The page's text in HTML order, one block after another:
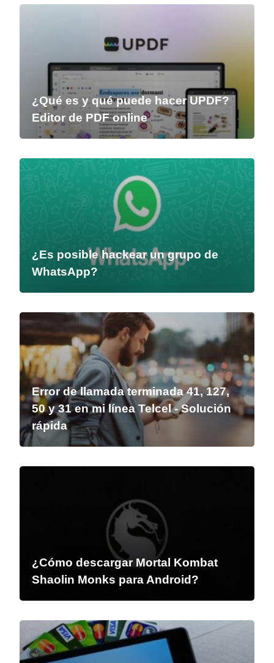
¿Qué es y qué puede hacer UPDF?
Editor de PDF online
¿Es posible hackear un grupo de
WhatsApp?
Error de llamada terminada 41, 127,
50 y 31 en mi línea Telcel - Solución
rápida
¿Cómo descargar Mortal Kombat
Shaolin Monks para Android?